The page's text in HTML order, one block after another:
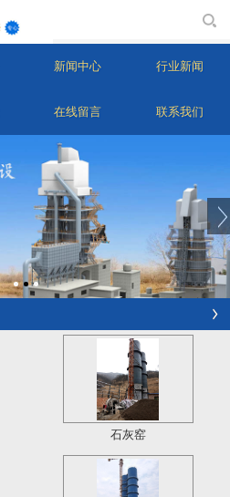
新闻中心 行业新闻
在线留言 联系我们
石灰窑